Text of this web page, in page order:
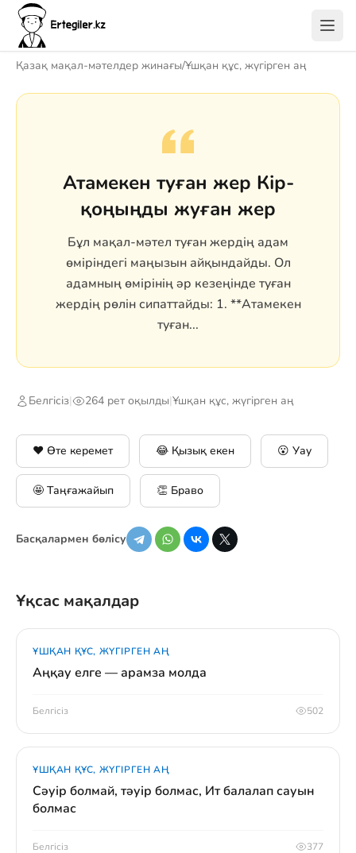
Қазақ мақал-мәтелдер жинағы/Ұшқан құс, жүгірген аң
Атамекен туған жер Кір-
қоңыңды жуған жер
Бұл мақал-мәтел туған жердің адам
өміріндегі маңызын айқындайды. Ол
адамның өмірінің әр кезеңінде туған
жердің рөлін сипаттайды: 1. **Атамекен
туған...
Белгісіз| 264 рет оқылды|Ұшқан құс, жүгірген аң
❤️ Өте керемет 😂 Қызық екен 😮 Уау
🤩 Таңғажайып 👏 Браво
Басқалармен бөлісу
Ұқсас мақалдар
ҰШҚАН ҚҰС, ЖҮГІРГЕН АҢ
Аңқау елге — арамза молда
Белгісіз 502
ҰШҚАН ҚҰС, ЖҮГІРГЕН АҢ
Сәуір болмай, тәуір болмас, Ит балалап сауын
болмас
Белгісіз 377